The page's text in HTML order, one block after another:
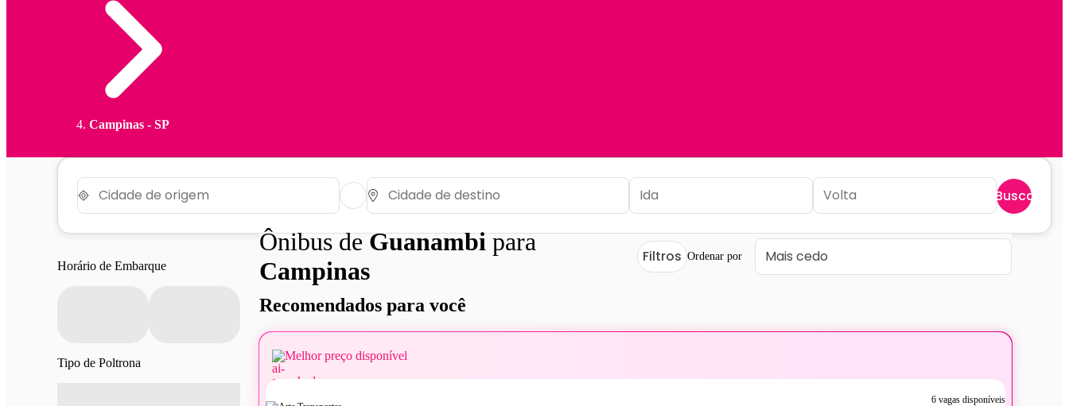
Campinas - SP
Buscar
Horário de Embarque
Tipo de Poltrona
Ônibus deGuanambipara
Campinas
Filtros Ordenar por
Recomendados para você
Melhor preço disponível
6 vagas disponíveis